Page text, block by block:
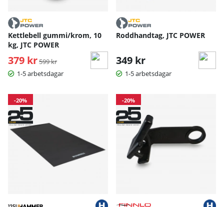
Kettlebell gummi/krom, 10
kg, JTC POWER
379 kr Ordinarie pris:
599 kr
1-5 arbetsdagar
Roddhandtag, JTC POWER
349 kr
1-5 arbetsdagar
-20% -20%